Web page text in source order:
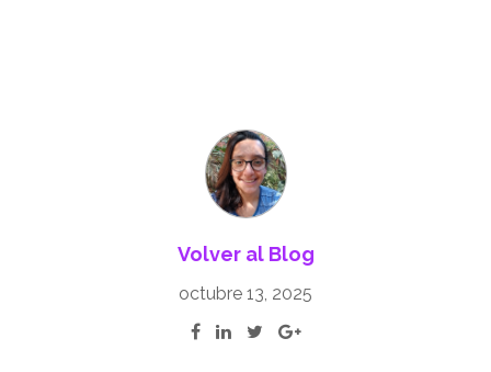
Volver al Blog
octubre 13, 2025